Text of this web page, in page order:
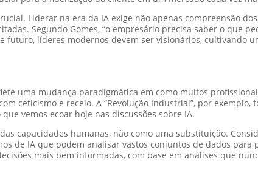
Liderar na era da IA exige não apenas compreensão
Segundo Gomes, “o empresário precisa saber o que
futuro, líderes modernos devem ser visionários, cultivando
uma mudança paradigmática em como muitos
ceticismo e receio. A “Revolução Industrial”, por
vemos ecoar hoje nas discussões sobre IA.
capacidades humanas, não como uma substituição.
de IA que podem analisar vastos conjuntos de dados para
mais bem informadas, com base em análises que